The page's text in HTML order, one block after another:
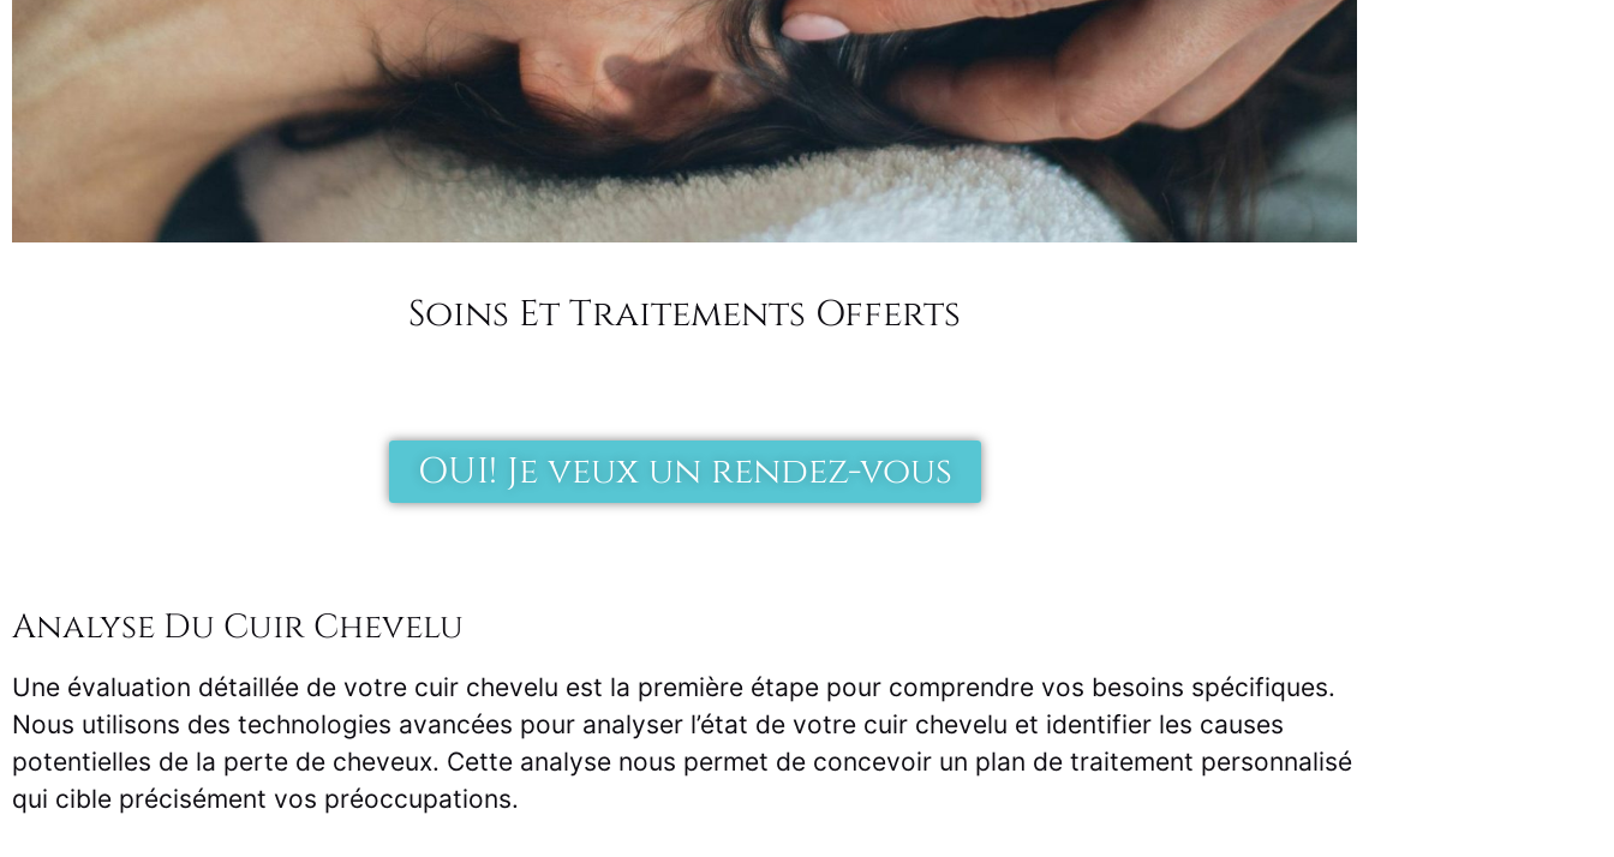
Soins Et Traitements Offerts
OUI! Je veux un rendez-vous
Analyse Du Cuir Chevelu
Une évaluation détaillée de votre cuir chevelu est la première étape pour comprendre vos besoins spécifiques.
Nous utilisons des technologies avancées pour analyser l’état de votre cuir chevelu et identifier les causes
potentielles de la perte de cheveux. Cette analyse nous permet de concevoir un plan de traitement personnalisé
qui cible précisément vos préoccupations.